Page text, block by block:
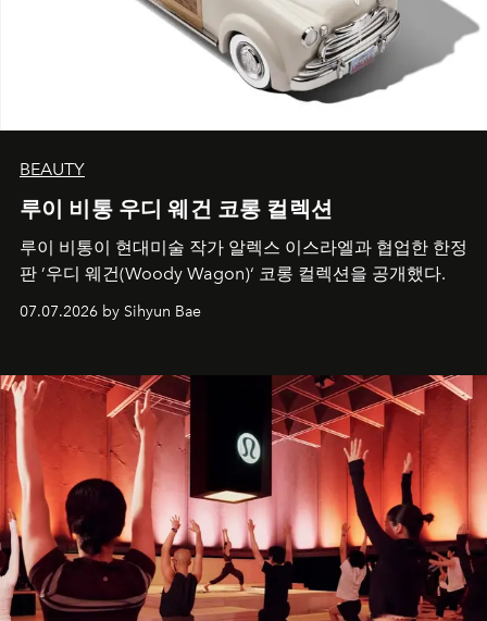
BEAUTY
루이 비통 우디 웨건 코롱 컬렉션
루이 비통이 현대미술 작가 알렉스 이스라엘과 협업한 한정
판 ’우디 웨건(Woody Wagon)‘ 코롱 컬렉션을 공개했다.
07.07.2026 by Sihyun Bae